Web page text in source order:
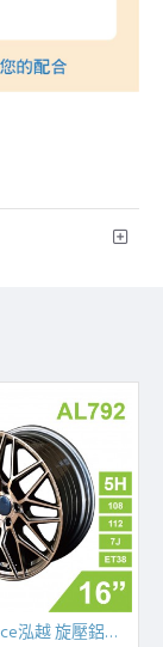
[預購]Alliance泓越 旋壓鋁圈輪框 AL792 16吋 5孔108/112/7J/ET38(古銅金/黑底亮面)